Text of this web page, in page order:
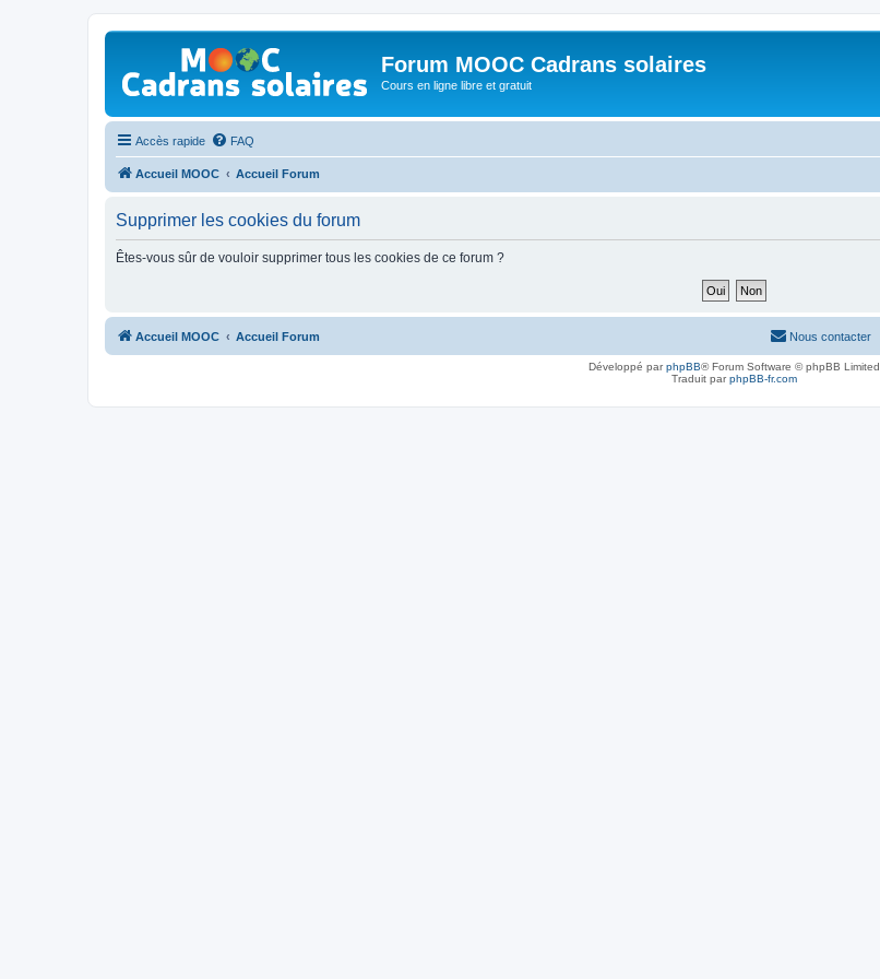
Forum MOOC Cadrans solaires
Cours en ligne libre et gratuit
Accès rapide FAQ
Accueil MOOC Accueil Forum
Supprimer les cookies du forum
Êtes-vous sûr de vouloir supprimer tous les cookies de ce forum ?
Accueil MOOC Accueil Forum Nous contacter
Développé parphpBB® Forum Software © phpBB Limited
Traduit parphpBB-fr.com